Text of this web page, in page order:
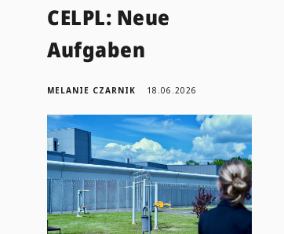
CELPL: Neue
Aufgaben
MELANIE CZARNIK 18.06.2026